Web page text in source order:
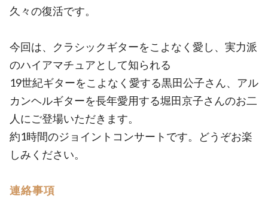
久々の復活です。
今回は、クラシックギターをこよなく愛し、実力派
のハイアマチュアとして知られる
19世紀ギターをこよなく愛する黒田公子さん、アル
カンヘルギターを長年愛用する堀田京子さんのお二
人にご登場いただきます。
約1時間のジョイントコンサートです。どうぞお楽
しみください。
連絡事項